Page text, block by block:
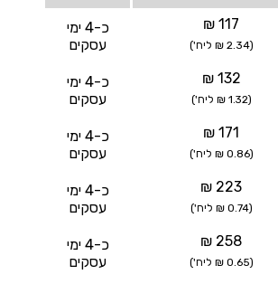
117 ₪
(2.34 ₪ ליח')
כ-4 ימי
עסקים
132 ₪
(1.32 ₪ ליח')
כ-4 ימי
עסקים
171 ₪
(0.86 ₪ ליח')
כ-4 ימי
עסקים
223 ₪
(0.74 ₪ ליח')
כ-4 ימי
עסקים
258 ₪
(0.65 ₪ ליח')
כ-4 ימי
עסקים